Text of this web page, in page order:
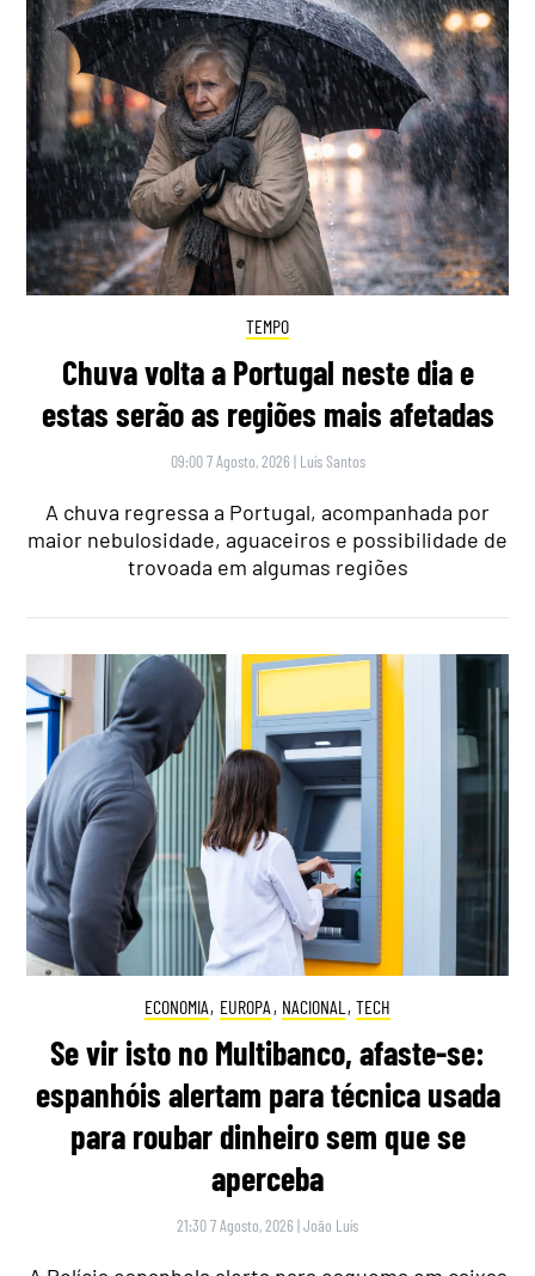
TEMPO
Chuva volta a Portugal neste dia e
estas serão as regiões mais afetadas
09:00 7 Agosto, 2026 | Luís Santos
A chuva regressa a Portugal, acompanhada por
maior nebulosidade, aguaceiros e possibilidade de
trovoada em algumas regiões
ECONOMIA, EUROPA , NACIONAL , TECH
Se vir isto no Multibanco, afaste-se:
espanhóis alertam para técnica usada
para roubar dinheiro sem que se
aperceba
21:30 7 Agosto, 2026 |João Luís